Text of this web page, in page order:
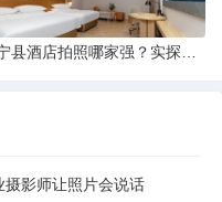
影师让照片会说话